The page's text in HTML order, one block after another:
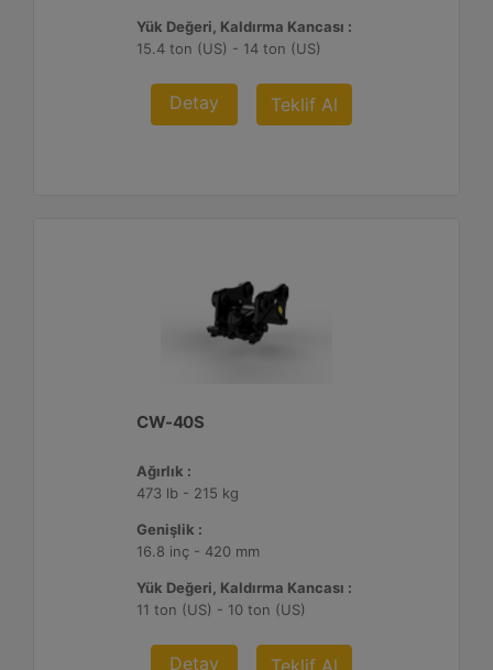
Yük Değeri, Kaldırma Kancası :
15.4 ton (US) - 14 ton (US)
Detay Teklif Al
CW-40S
Ağırlık :
473 lb - 215 kg
Genişlik :
16.8 inç - 420 mm
Yük Değeri, Kaldırma Kancası :
11 ton (US) - 10 ton (US)
Detay Teklif Al